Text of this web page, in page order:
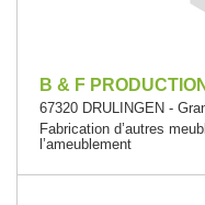
B & F
67320 DRULINGEN -
Fabrication d’autres
l’ameublement